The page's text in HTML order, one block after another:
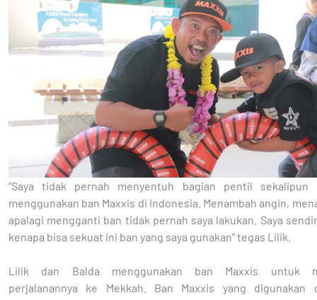
“Saya tidak pernah menyentuh bagian pentil sekalipun
menggunakan ban Maxxis di Indonesia. Menambah angin,
apalagi mengganti ban tidak pernah saya lakukan. Saya
kenapa bisa sekuat ini ban yang saya gunakan” tegas Lilik.
Lilik dan Balda menggunakan ban Maxxis untuk
perjalanannya ke Mekkah. Ban Maxxis yang digunakan